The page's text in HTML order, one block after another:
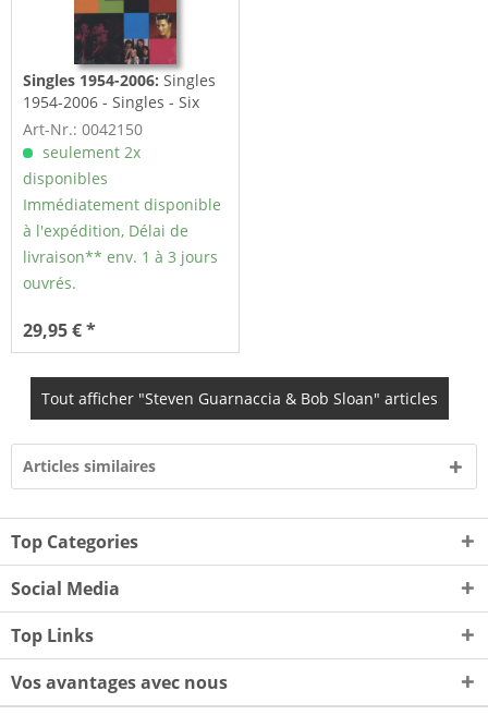
Singles 1954-2006: Singles
1954-2006 - Singles - Six
Decades of...
Art-Nr.: 0042150
seulement 2x
disponibles
Immédiatement disponible
à l'expédition, Délai de
livraison** env. 1 à 3 jours
ouvrés.
29,95 € *
Tout afficher "Steven Guarnaccia & Bob Sloan" articles
Articles similaires
Top Categories
Social Media
Top Links
Vos avantages avec nous